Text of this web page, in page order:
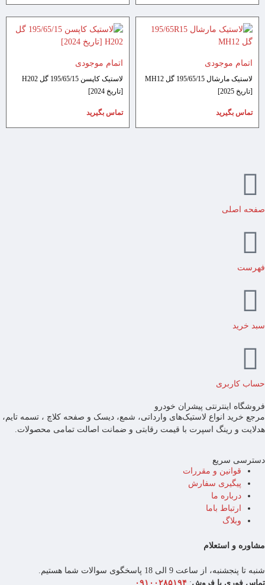
اتمام موجودی
لاستیک مارشال 195/65/15 گل MH12
[تاریخ 2025]
تماس بگیرید
اتمام موجودی
لاستیک کاپسن 195/65/15 گل H202
[تاریخ 2024]
تماس بگیرید
صفحه اصلی
فهرست
سبد خرید
حساب کاربری
فروشگاه اینترنتی پیشران خودرو
مرجع خرید انواع لاستیک‌های وارداتی، شمع، دیسک و صفحه کلاچ ، تسمه تایم،
هدلایت و رینگ اسپرت با قیمت رقابتی و ضمانت اصالت تمامی محصولات.
دسترسی سریع
قوانین و مقررات
پیگیری سفارش
درباره ما
ارتباط باما
وبلاگ
مشاوره و استعلام
شنبه تا پنجشنبه، از ساعت 9 الی 18 پاسخگوی سوالات شما هستیم.
تماس فوری با فروش: ۰۹۱۰۰۲۸۵۱۹۴